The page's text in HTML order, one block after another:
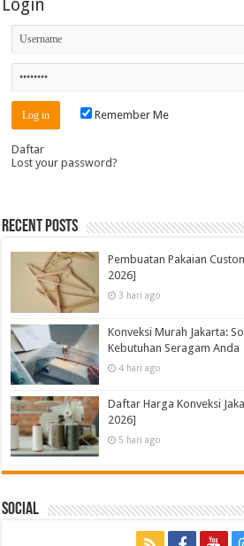
Login
Remember Me
Daftar
Lost your password?
Recent Posts
Pembuatan Pakaian
2026]
3 hari ago
Konveksi Murah Jakarta:
Kebutuhan Seragam Anda
4 hari ago
Daftar Harga Konveksi
2026]
5 hari ago
Social